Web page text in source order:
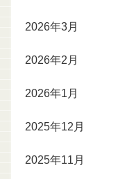
2026年3月
2026年2月
2026年1月
2025年12月
2025年11月